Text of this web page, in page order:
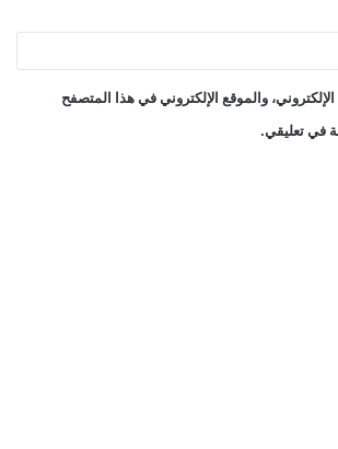
والموقع الإلكتروني في هذا المتصفح
في تعليقي.